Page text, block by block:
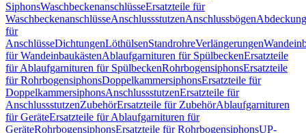
SiphonsWaschbeckenanschlüsseErsatzteile für
WaschbeckenanschlüsseAnschlussstutzenAnschlussbögen
für
AnschlüsseDichtungenLöthülsenStandrohreVerlängerungen
für WandeinbaukästenAblaufgarnituren für SpülbeckenErsatzteile
für Ablaufgarnituren für SpülbeckenRohrbogensiphonsErsatzteile
für RohrbogensiphonsDoppelkammersiphonsErsatzteile für
DoppelkammersiphonsAnschlussstutzenErsatzteile für
AnschlussstutzenZubehörErsatzteile für ZubehörAblaufgarnituren
für GeräteErsatzteile für Ablaufgarnituren für
GeräteRohrbogensiphonsErsatzteile für RohrbogensiphonsUP-